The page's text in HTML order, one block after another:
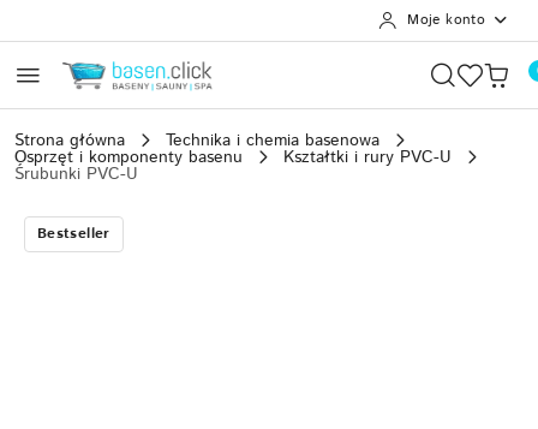
Moje konto
Strona główna Technika i chemia basenowa
Osprzęt i komponenty basenu Kształtki i rury PVC-U
Śrubunki PVC-U
Bestseller